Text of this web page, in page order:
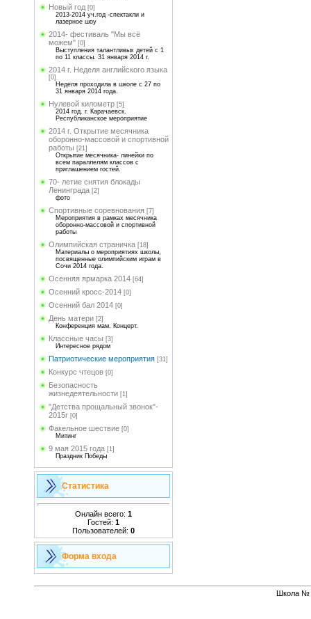
Новый год [0]
2013-2014 уч.год -спектакли и
лазерное шоу
2014- фестиваль "Мы всё
можем" [0]
Выступления талантливых детей с 1
по 11 классы. 31 января 2014 г.
2014 г. Неделя английского языка
[0]
Неделя проходила в школе с 27 по
31 января 2014 года.
Нулевой километр [5]
2014 год. г. Карачаевск.
Республиканское мероприятие
2014 г. Открытие месячника
оборонно-массовой и спортивной
работы [21]
Открытие месячника- линейки по
всем параллелям классов с
приглашением гостей.
70- летие снятия блокады
Ленинграда [2]
фото
Спортивные соревнования [7]
Мероприятия в рамках месячника
оборонно-массовой и спортивной
работы
Олимпийская страничка [18]
Материалы о мероприятиях школы,
посвященные олимпийским играм в
Сочи 2014 года.
Осенняя ярмарка 2014 [64]
Осенний кросс-2014 [0]
Осенний бал 2014 [0]
День матери [2]
Конференция мам. Концерт.
Классные часы [3]
Интересное рядом
Патриотические мероприятия [31]
Конкурс чтецов [0]
Безопасность
жизнедеятельности [1]
"Детства прощальный звонок"-
2015г [0]
Факельное шествие [0]
Митинг
9 мая 2015 года [1]
Праздник Победы
Статистика
Онлайн всего: 1
Гостей: 1
Пользователей: 0
Форма входа
Школа №